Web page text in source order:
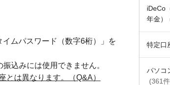
iDeCo
年金）
特定口
パソコ
(361
イムパスワード（数字6桁）」を
込みには使用できません。
は異なります。（Q&A）